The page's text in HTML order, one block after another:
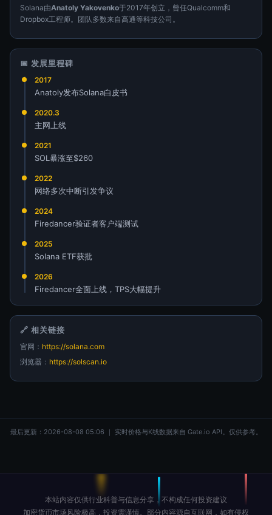
Solana由Anatoly Yakovenko于2017年创立，曾任Qualcomm和
Dropbox工程师。团队多数来自高通等科技公司。
📅 发展里程碑
2017
Anatoly发布Solana白皮书
2020.3
主网上线
2021
SOL暴涨至$260
2022
网络多次中断引发争议
2024
Firedancer验证者客户端测试
2025
Solana ETF获批
2026
Firedancer全面上线，TPS大幅提升
🔗 相关链接
官网： https://solana.com
浏览器： https://solscan.io
最后更新：2026-08-08 05:06 ｜ 实时价格与K线数据来自 Gate.io API。仅供参考。
本站内容仅供行业科普与信息分享，不构成任何投资建议
加密货币市场风险极高，投资需谨慎。部分内容源自互联网，如有侵权